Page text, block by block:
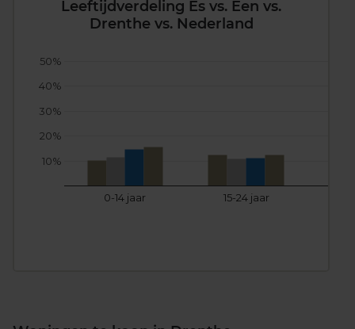
Leeftijdverdeling Es vs. Een vs.
Drenthe vs. Nederland
0-14 jaar 15-24 jaar
10%
20%
30%
40%
50%